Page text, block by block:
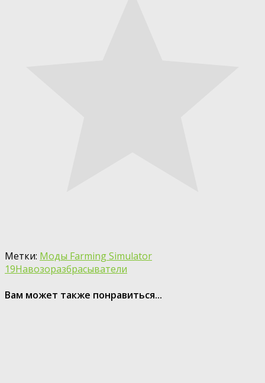
Метки: Моды Farming Simulator
19Навозоразбрасыватели
Вам может также понравиться...